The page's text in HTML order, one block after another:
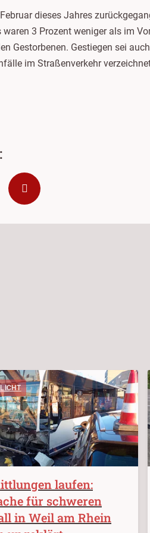
dieses Jahres
3 Prozent weniger als im
Gestorbenen. Gestiegen sei
im Straßenverkehr
laufen:
für schweren
in Weil am Rhein